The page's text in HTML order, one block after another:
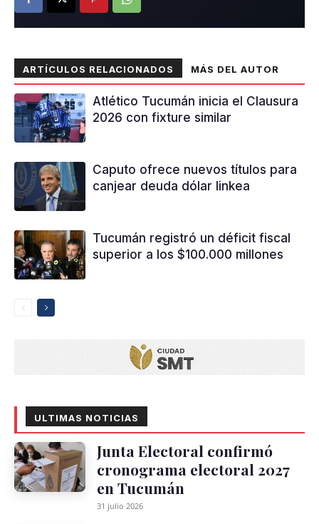
ARTÍCULOS RELACIONADOS MÁS DEL AUTOR
Atlético Tucumán inicia el Clausura
2026 con fixture similar
Caputo ofrece nuevos títulos para
canjear deuda dólar linkea
Tucumán registró un déficit fiscal
superior a los $100.000 millones
ULTIMAS NOTICIAS
Junta Electoral confirmó
cronograma electoral 2027
en Tucumán
31 julio 2026